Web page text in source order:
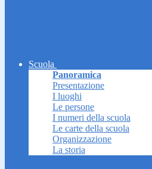
Scuola
Panoramica
Presentazione
I luoghi
Le persone
I numeri della scuola
Le carte della scuola
Organizzazione
La storia